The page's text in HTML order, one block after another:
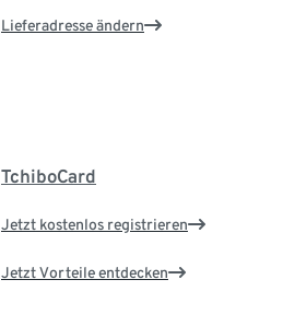
Lieferadresse ändern
TchiboCard
Jetzt kostenlos registrieren
Jetzt Vorteile entdecken